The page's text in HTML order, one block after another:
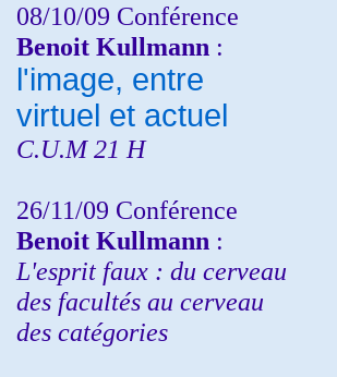
08/10/09 Conférence
Benoit Kullmann :
l'image, entre
virtuel et actuel
C.U.M 21 H
26/11/09 Conférence
Benoit Kullmann :
L'esprit faux : du cerveau
des facultés au cerveau
des catégories